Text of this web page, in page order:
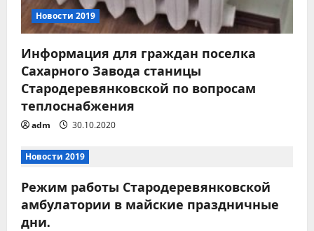
а
п
и
с
я
м
Новости 2019
Информация для граждан поселка
Сахарного Завода станицы
Стародеревянковской по вопросам
теплоснабжения
adm 30.10.2020
Новости 2019
Режим работы Стародеревянковской
амбулатории в майские праздничные
дни.